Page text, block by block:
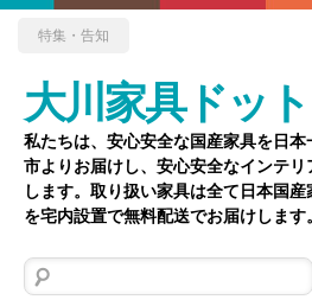
特集・告知
大川家具ドッ
私たちは、安心安全な国産家具を日
市よりお届けし、安心安全なインテ
します。取り扱い家具は全て日本国
を宅内設置で無料配送でお届けします。
検
索: